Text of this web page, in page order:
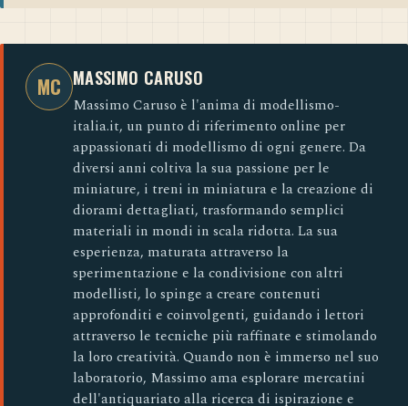
MC MASSIMO CARUSO
Massimo Caruso è l'anima di modellismo-
italia.it, un punto di riferimento online per
appassionati di modellismo di ogni genere. Da
diversi anni coltiva la sua passione per le
miniature, i treni in miniatura e la creazione di
diorami dettagliati, trasformando semplici
materiali in mondi in scala ridotta. La sua
esperienza, maturata attraverso la
sperimentazione e la condivisione con altri
modellisti, lo spinge a creare contenuti
approfonditi e coinvolgenti, guidando i lettori
attraverso le tecniche più raffinate e stimolando
la loro creatività. Quando non è immerso nel suo
laboratorio, Massimo ama esplorare mercatini
dell'antiquariato alla ricerca di ispirazione e